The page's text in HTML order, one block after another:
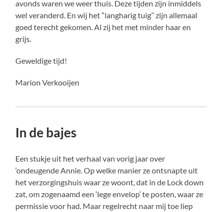
avonds waren we weer thuis. Deze tijden zijn inmiddels
wel veranderd. En wij het “langharig tuig’’ zijn allemaal
goed terecht gekomen. Al zij het met minder haar en
grijs.
Geweldige tijd!
Marion Verkooijen
In de bajes
Een stukje uit het verhaal van vorig jaar over
‘ondeugende Annie. Op welke manier ze ontsnapte uit
het verzorgingshuis waar ze woont, dat in de Lock down
zat, om zogenaamd een ‘lege envelop’ te posten, waar ze
permissie voor had. Maar regelrecht naar mij toe liep